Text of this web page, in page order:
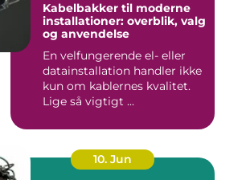
Kabelbakker til moderne
installationer: overblik, valg
og anvendelse
En velfungerende el- eller
datainstallation handler ikke
kun om kablernes kvalitet.
Lige så vigtigt ...
10. Jun